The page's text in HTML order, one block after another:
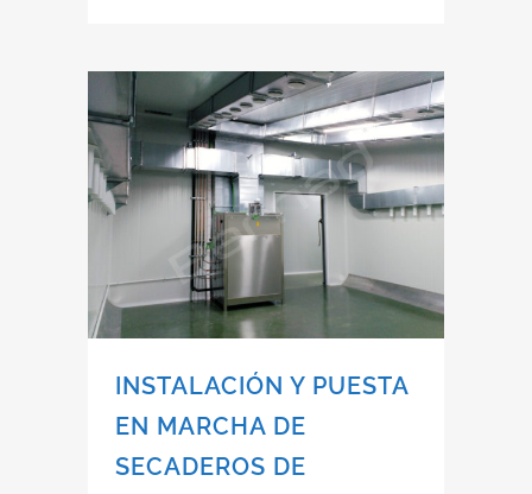
INSTALACIÓN Y PUESTA
EN MARCHA DE
SECADEROS DE